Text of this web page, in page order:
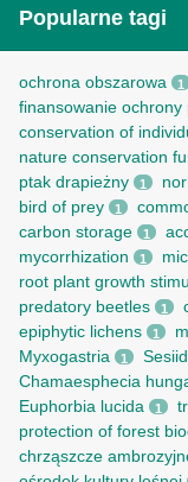
Popularne tagi
ochrona obszarowa 1
finansowanie ochrony
conservation of
nature conservation
ptak drapieżny 1
bird of prey 1
carbon storage 1
mycorrhization 1
root рlant growth
predatory beetles 1
epiphytic lichens 1
Myxogastria 1
Chamaesphecia
Euphorbia lucida 1
protection of forest
chrząszcze